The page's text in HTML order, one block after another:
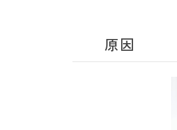
原因